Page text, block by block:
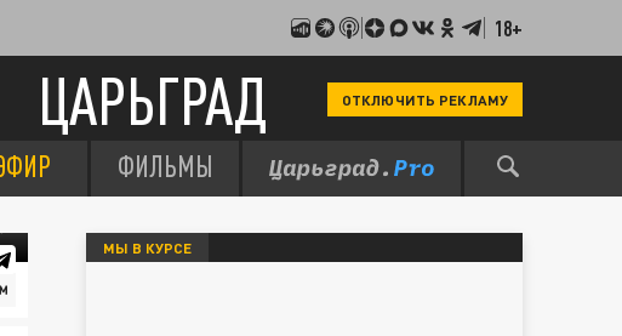
18+
ЦАРЬГРАД ОТКЛЮЧИТЬ РЕКЛАМУ
ФИЛЬМЫ
МЫ В КУРСЕ